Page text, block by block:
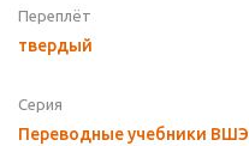
Переплёт
твердый
Серия
Переводные учебники ВШЭ